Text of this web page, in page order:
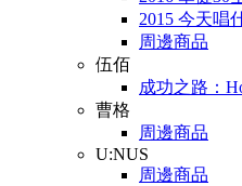
2015 今天唱
周邊商品
伍佰
成功之路：
曹格
周邊商品
U:NUS
周邊商品